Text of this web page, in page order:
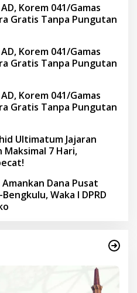
Korem 041/Gamas
Gratis Tanpa Pungutan
Korem 041/Gamas
Gratis Tanpa Pungutan
Korem 041/Gamas
Gratis Tanpa Pungutan
Ultimatum Jajaran
Maksimal 7 Hari,
Amankan Dana Pusat
Waka I DPRD